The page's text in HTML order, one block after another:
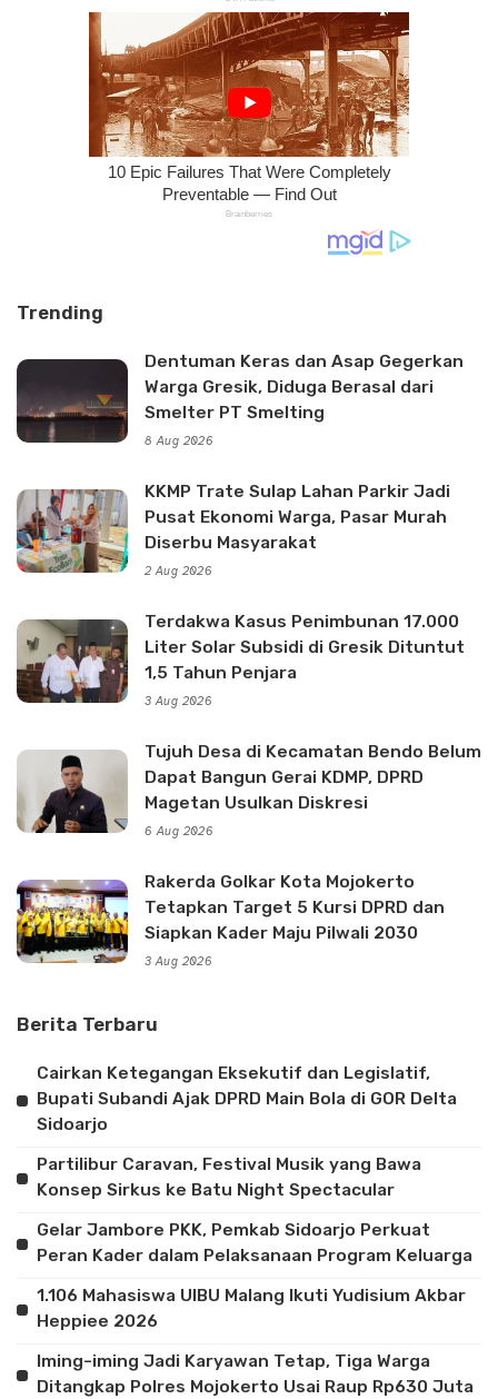
Trending
Dentuman Keras dan Asap Gegerkan
Warga Gresik, Diduga Berasal dari
Smelter PT Smelting
8 Aug 2026
KKMP Trate Sulap Lahan Parkir Jadi
Pusat Ekonomi Warga, Pasar Murah
Diserbu Masyarakat
2 Aug 2026
Terdakwa Kasus Penimbunan 17.000
Liter Solar Subsidi di Gresik Dituntut
1,5 Tahun Penjara
3 Aug 2026
Tujuh Desa di Kecamatan Bendo Belum
Dapat Bangun Gerai KDMP, DPRD
Magetan Usulkan Diskresi
6 Aug 2026
Rakerda Golkar Kota Mojokerto
Tetapkan Target 5 Kursi DPRD dan
Siapkan Kader Maju Pilwali 2030
3 Aug 2026
Berita Terbaru
Cairkan Ketegangan Eksekutif dan Legislatif,
Bupati Subandi Ajak DPRD Main Bola di GOR Delta
Sidoarjo
Partilibur Caravan, Festival Musik yang Bawa
Konsep Sirkus ke Batu Night Spectacular
Gelar Jambore PKK, Pemkab Sidoarjo Perkuat
Peran Kader dalam Pelaksanaan Program Keluarga
1.106 Mahasiswa UIBU Malang Ikuti Yudisium Akbar
Heppiee 2026
Iming-iming Jadi Karyawan Tetap, Tiga Warga
Ditangkap Polres Mojokerto Usai Raup Rp630 Juta